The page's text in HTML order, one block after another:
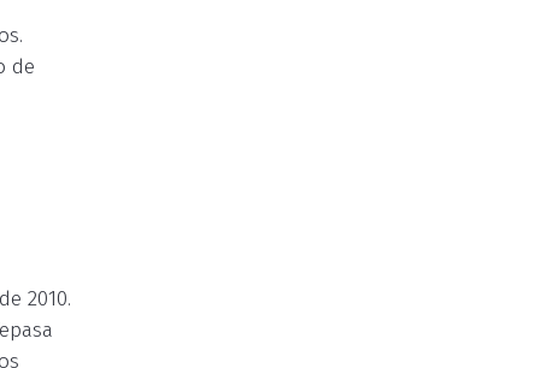
de
2010.